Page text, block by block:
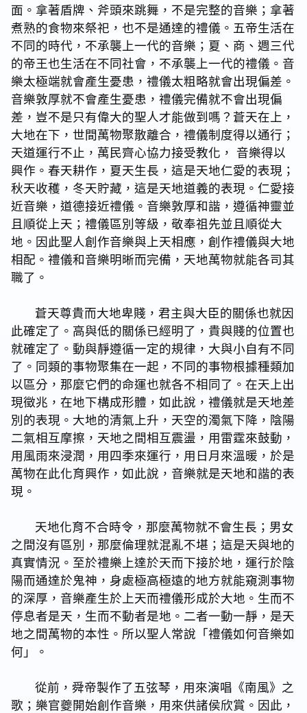
面。拿著盾牌、斧頭來跳舞，不是完整的音樂；拿著
煮熟的食物來祭祀，也不是通達的禮儀。五帝生活在
不同的時代，不承襲上一代的音樂；夏、商、週三代
的帝王也生活在不同社會，不承襲上一代的禮儀。音
樂太極端就會產生憂患，禮儀太粗略就會出現偏差。
音樂敦厚就不會產生憂患，禮儀完備就不會出現偏
差，豈不是只有偉大的聖人才能做到嗎？蒼天在上，
大地在下，世間萬物聚散離合，禮儀制度得以通行；
天道運行不止，萬民齊心協力接受教化， 音樂得以
興作。春天耕作，夏天生長，這是天地仁愛的表現；
秋天收穫，冬天貯藏，這是天地道義的表現。仁愛接
近音樂，道德接近禮儀。音樂敦厚和諧，遵循神靈並
且順從上天；禮儀區別等級，敬奉祖先並且順從大
地。因此聖人創作音樂與上天相應，創作禮儀與大地
相配。禮儀和音樂明晰而完備，天地萬物就能各司其
職了。
蒼天尊貴而大地卑賤，君主與大臣的關係也就因
此確定了。高與低的關係已經明了，貴與賤的位置也
就確定了。動與靜遵循一定的規律，大與小自有不同
了。同類的事物聚集在一起，不同的事物根據種類加
以區分，那麼它們的命運也就各不相同了。在天上出
現徵兆，在地下構成形體，如此說，禮儀就是天地差
別的表現。大地的清氣上升，天空的濁氣下降，陰陽
二氣相互摩擦，天地之間相互震盪，用雷霆來鼓動，
用風雨來浸潤，用四季來運行，用日月來溫暖，於是
萬物在此化育興作，如此說，音樂就是天地和諧的表
現。
天地化育不合時令，那麼萬物就不會生長；男女
之間沒有區別，那麼倫理就混亂不堪；這是天與地的
真實情況。至於禮樂上達於天而下接於地，運行於陰
陽而通達於鬼神，身處極高極遠的地方就能窺測事物
的深厚，音樂產生於上天而禮儀形成於大地。生而不
停息者是天，生而不動者是地。二者一動一靜，是天
地之間萬物的本性。所以聖人常說「禮儀如何音樂如
何」。
從前，舜帝製作了五弦琴，用來演唱《南風》之
歌；樂官夔開始創作音樂，用來供諸侯欣賞。因此，